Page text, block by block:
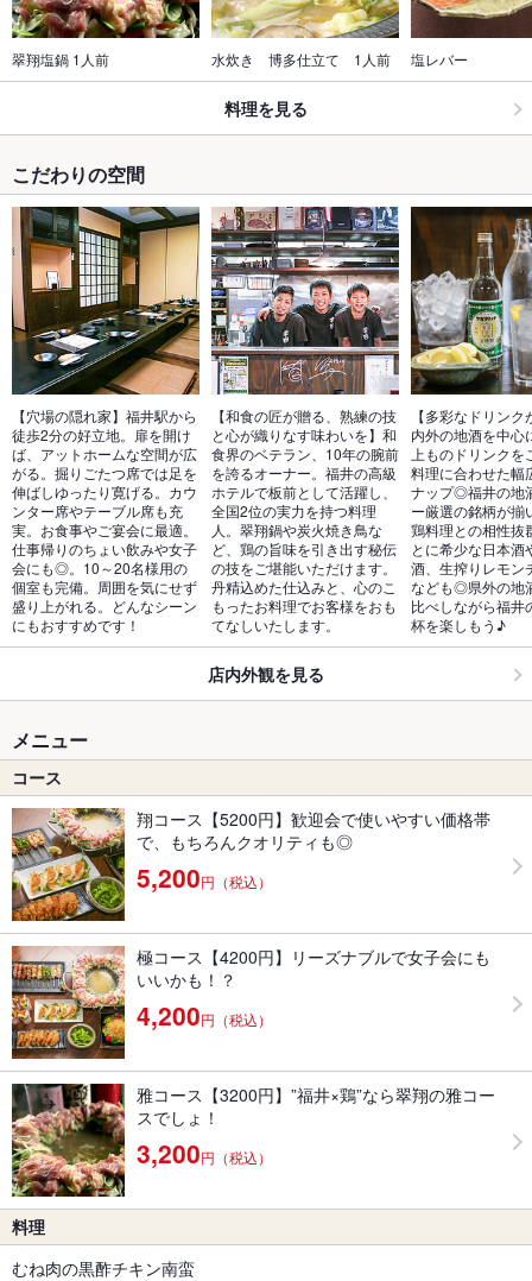
翠翔塩鍋 1人前 水炊き　博多仕立て　1人前 塩レバー
料理を見る
こだわりの空間
【穴場の隠れ家】福井駅から
徒歩2分の好立地。扉を開け
ば、アットホームな空間が広
がる。掘りごたつ席では足を
伸ばしゆったり寛げる。カウ
ンター席やテーブル席も充
実。お食事やご宴会に最適。
仕事帰りのちょい飲みや女子
会にも◎。10～20名様用の
個室も完備。周囲を気にせず
盛り上がれる。どんなシーン
にもおすすめです！
【和食の匠が贈る、熟練の技
と心が織りなす味わいを】和
食界のベテラン、10年の腕前
を誇るオーナー。福井の高級
ホテルで板前として活躍し、
全国2位の実力を持つ料理
人。翠翔鍋や炭火焼き鳥な
ど、鶏の旨味を引き出す秘伝
の技をご堪能いただけます。
丹精込めた仕込みと、心のこ
もったお料理でお客様をおも
てなしいたします。
【多彩なドリン
内外の地酒を中心
上ものドリンクを
料理に合わせた幅
ナップ◎福井の地
ー厳選の銘柄が揃
鶏料理との相性抜
とに希少な日本酒
酒、生搾りレモン
なども◎県外の地
比べしながら福井
杯を楽しもう♪
店内外観を見る
メニュー
コース
翔コース【5200円】歓迎会で使いやすい価格帯
で、もちろんクオリティも◎
5,200円（税込）
極コース【4200円】リーズナブルで女子会にも
いいかも！？
4,200円（税込）
雅コース【3200円】”福井×鶏”なら翠翔の雅コー
スでしょ！
3,200円（税込）
料理
むね肉の黒酢チキン南蛮